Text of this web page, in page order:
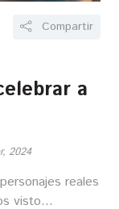
Compartir
a
2024
reales
visto